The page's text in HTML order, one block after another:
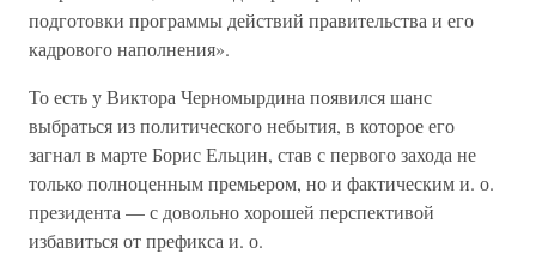
подготовки программы действий правительства и его
кадрового наполнения».
То есть у Виктора Черномырдина появился шанс
выбраться из политического небытия, в которое его
загнал в марте Борис Ельцин, став с первого захода не
только полноценным премьером, но и фактическим и. о.
президента — с довольно хорошей перспективой
избавиться от префикса и. о.